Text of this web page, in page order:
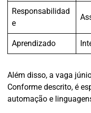
Responsabilidad
e
Aprendizado
Além disso, a vaga
Conforme descrito, é
automação e